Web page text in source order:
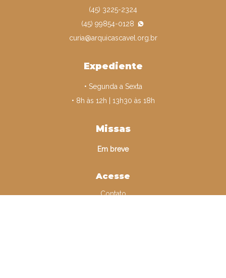
(45) 3225-2324
(45) 99854-0128
curia@arquicascavel.org.br
Expediente
• Segunda a Sexta
• 8h às 12h | 13h30 às 18h
Missas
Em breve
Acesse
Contato